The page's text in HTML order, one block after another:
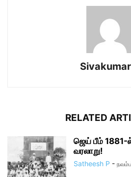
RELATED
ஜெய் பீம்
வரலாறு!
Satheesh P -